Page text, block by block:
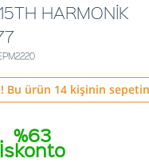
HARMONİK
Bu ürün 14 kişinin
%63
İskonto